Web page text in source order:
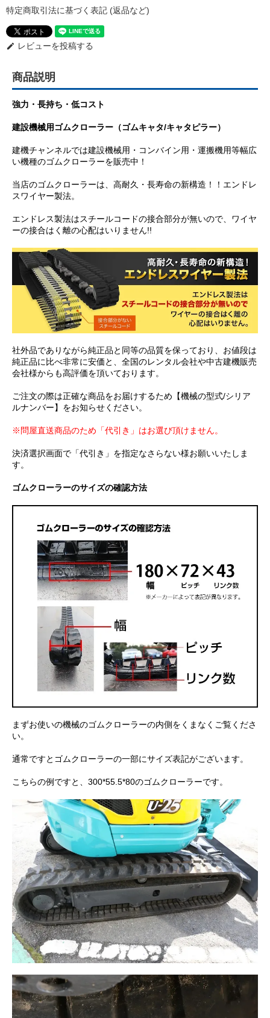
特定商取引法に基づく表記 (返品など)
edit レビューを投稿する
商品説明
強力・長持ち・低コスト
建設機械用ゴムクローラー（ゴムキャタ/キャタピラー）
建機チャンネルでは建設機械用・コンバイン用・運搬機用等幅広
い機種のゴムクローラーを販売中！
当店のゴムクローラーは、高耐久・長寿命の新構造！！エンドレ
スワイヤー製法。
エンドレス製法はスチールコードの接合部分が無いので、ワイヤ
ーの接合はく離の心配はいりません!!
社外品でありながら純正品と同等の品質を保っており、お値段は
純正品に比べ非常に安価と、全国のレンタル会社や中古建機販売
会社様からも高評価を頂いております。
ご注文の際は正確な商品をお届けするため【機械の型式/シリア
ルナンバー】をお知らせください。
※問屋直送商品のため「代引き」はお選び頂けません。
決済選択画面で「代引き」を指定なさらない様お願いいたしま
す。
ゴムクローラーのサイズの確認方法
まずお使いの機械のゴムクローラーの内側をくまなくご覧くださ
い。
通常ですとゴムクローラーの一部にサイズ表記がございます。
こちらの例ですと、300*55.5*80のゴムクローラーです。